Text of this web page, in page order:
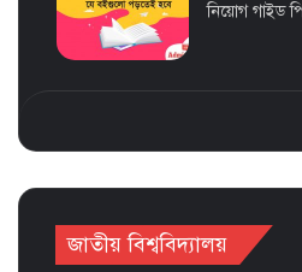
নিয়োগ গাইড
জাতীয় বিশ্ববিদ্যালয়